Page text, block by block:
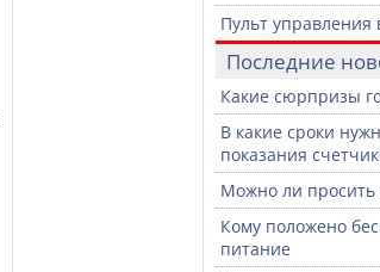
Пульт управления
Последние
Какие сюрпризы
В какие сроки
показания
Можно ли просить
Кому положено
питание